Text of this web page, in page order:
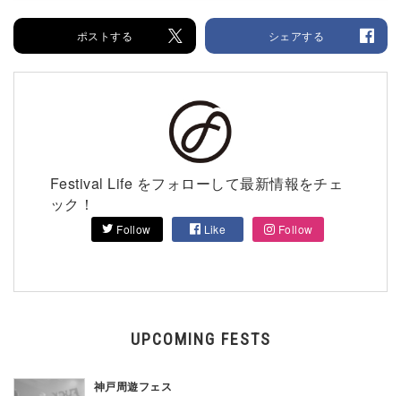
ポストする シェアする
Festival Life をフォローして最新情報をチェ
ック！
Follow Like Follow
UPCOMING FESTS
神戸周遊フェス